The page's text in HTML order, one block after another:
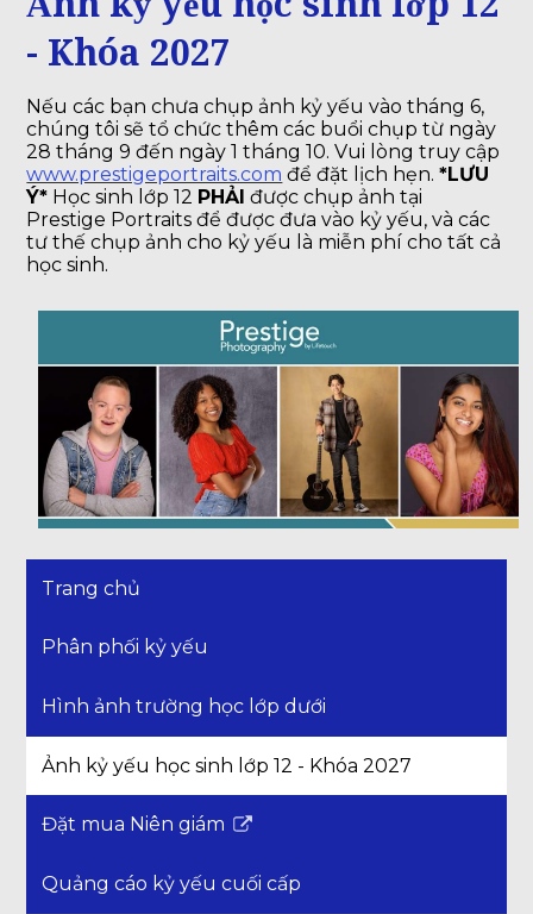
- Khóa 2027
Nếu các bạn chưa chụp ảnh kỷ yếu vào tháng 6,
chúng tôi sẽ tổ chức thêm các buổi chụp từ ngày
28 tháng 9 đến ngày 1 tháng 10. Vui lòng truy cập
www.prestigeportraits.com để đặt lịch hẹn.*LƯU
Ý* Học sinh lớp 12 PHẢI được chụp ảnh tại
Prestige Portraits để được đưa vào kỷ yếu, và các
tư thế chụp ảnh cho kỷ yếu là miễn phí cho tất cả
học sinh.
Trang chủ
Phân phối kỷ yếu
Hình ảnh trường học lớp dưới
Ảnh kỷ yếu học sinh lớp 12 - Khóa 2027
Đặt mua Niên giám
Liên
mở
Quảng cáo kỷ yếu cuối cấp